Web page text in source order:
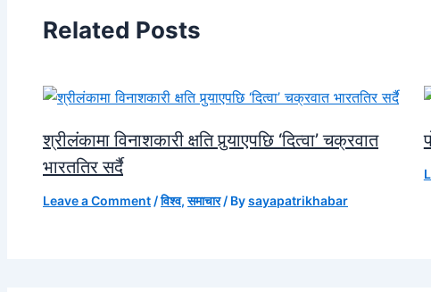
Related Posts
श्रीलंकामा विनाशकारी क्षति पुर्‍याएपछि ‘दित्वा’ चक्रवात
भारततिर सर्दै
Leave a Comment /विश्व,समाचार/ Bysayapatrikhabar